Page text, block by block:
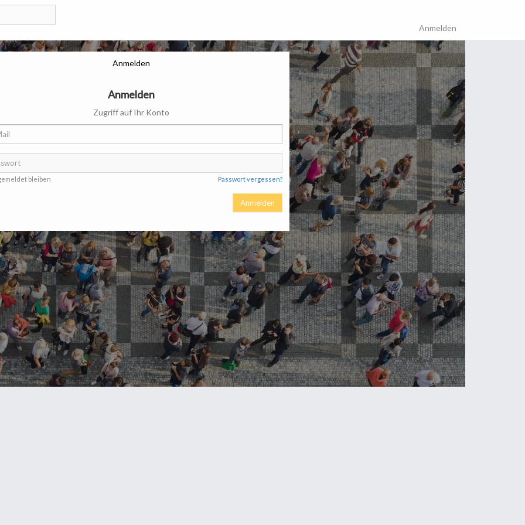
Anmelden
Anmelden
Anmelden
Zugriff auf Ihr Konto
bleiben Passwort vergessen?
Anmelden